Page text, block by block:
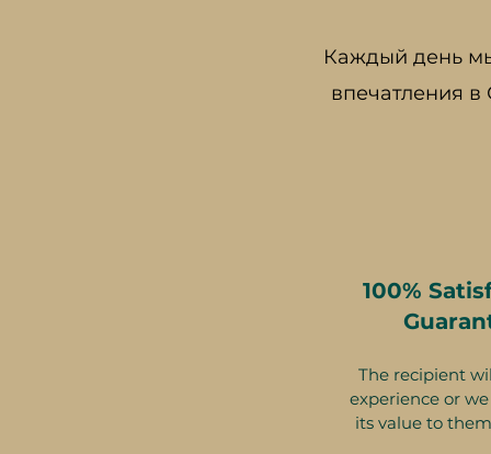
Каждый день
впечатления
100%
The recipient
experience or
its value to